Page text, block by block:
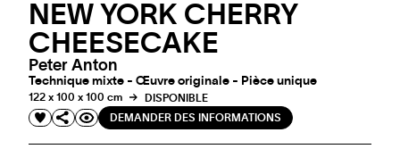
NEW YORK CHERRY
CHEESECAKE
Peter Anton
Technique mixte - Œuvre originale - Pièce unique
122 x 100 x 100 cm
DISPONIBLE
DEMANDER DES INFORMATIONS